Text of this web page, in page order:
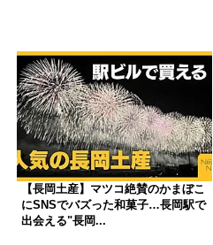
【長岡土産】マツコ絶賛のかまぼこ
にSNSでバズった和菓子…長岡駅で
出会える"長岡...